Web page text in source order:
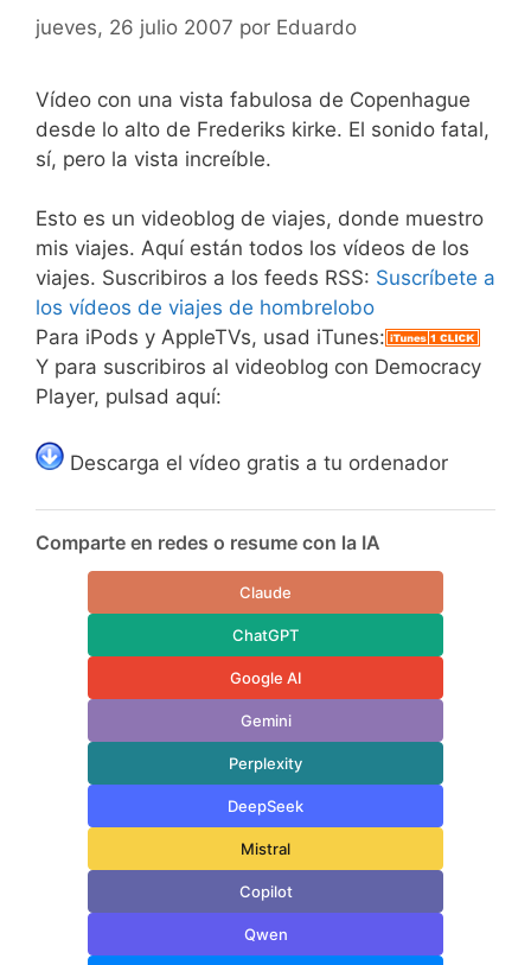
jueves, 26 julio 2007 por Eduardo
Vídeo con una vista fabulosa de Copenhague
desde lo alto de Frederiks kirke. El sonido fatal,
sí, pero la vista increíble.
Esto es un videoblog de viajes, donde muestro
mis viajes. Aquí están todos los vídeos de los
viajes. Suscribiros a los feeds RSS: Suscríbete a
los vídeos de viajes de hombrelobo
Para iPods y AppleTVs, usad iTunes:
Y para suscribiros al videoblog con Democracy
Player, pulsad aquí:
Descarga el vídeo gratis a tu ordenador
Comparte en redes o resume con la IA
Claude
ChatGPT
Google AI
Gemini
Perplexity
DeepSeek
Mistral
Copilot
Qwen